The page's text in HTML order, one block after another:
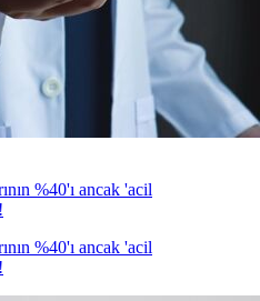
%40'ı ancak 'acil
%40'ı ancak 'acil